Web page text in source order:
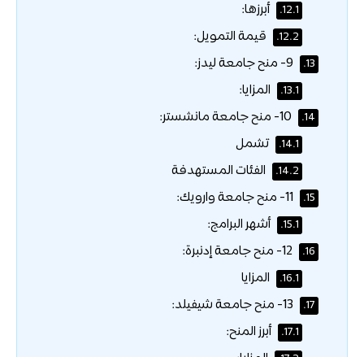
12.1. أبرزها:
12.2. قيمة التمويل:
13.
13.1. المزايا:
14.
14.1. تشمل
14.2. الفئات المستهدفة
15.
15.1. أشهر البرامج:
16.
16.1. المزايا
17.
17.1. أبرز المنح: